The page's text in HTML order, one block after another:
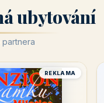
ubytování
REKLAMA